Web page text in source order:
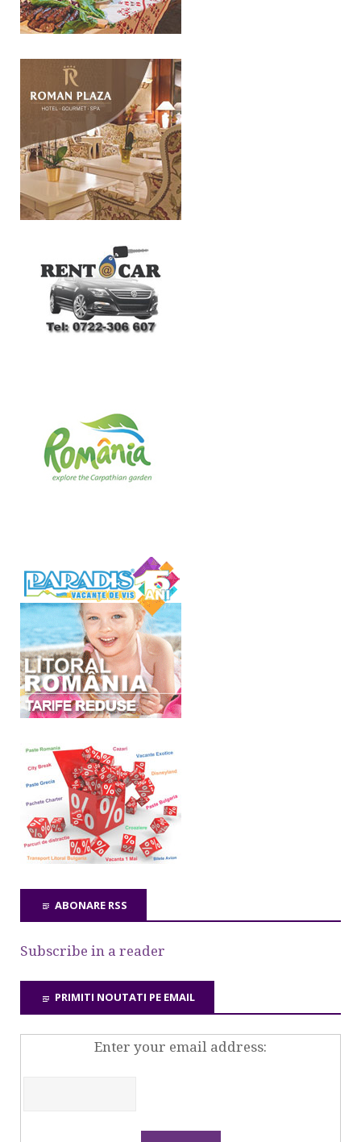
ABONARE RSS
Subscribe in a reader
PRIMITI NOUTATI PE EMAIL
Enter your email address: